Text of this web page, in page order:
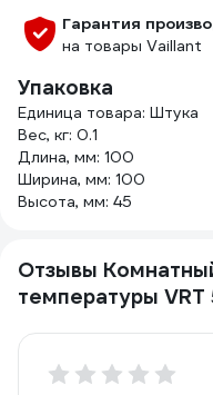
Гарантия
на товары Vaillant
Упаковка
Единица товара: Штука
Вес, кг: 0.1
Длина, мм: 100
Ширина, мм: 100
Высота, мм: 45
Отзывы
температуры